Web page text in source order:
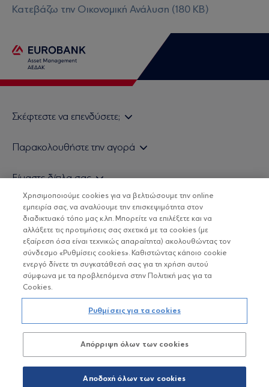
Κατεβάζω την Οικονομική Ανάλυση (180 KB)
Σκέφτεστε να επενδύσετε;
Τιμολογιακή Πολιτική
Δείτε τις πολιτικές μας
Βασικές Γνώσεις
Παρακολουθήστε την αγορά
Τα νέα μας
Χρήσιμοι σύνδεσμοι
Είμαστε δίπλα σας
H Eurobank Asset Management ΑΕΔΑΚ
Επενδυτική φιλοσοφία ESG
Πιστοποιημένα στελέχη και συνεργάτες
Αποστολή Βιογραφικών
ΟΙ ΟΣΕΚΑ ΔΕΝ ΕΧΟΥΝ ΕΓΓΥΗΜΕΝΗ ΑΠΟΔΟΣΗ ΚΑΙ ΟΙ
ΠΡΟΗΓΟΥΜΕΝΕΣ ΑΠΟΔΟΣΕΙΣ ΔΕΝ ΔΙΑΣΦΑΛΙΖΟΥΝ ΤΙΣ
ΜΕΛΛΟΝΤΙΚΕΣ
Copyright © Eurobank ΑΕΔΑΚ
Προστασία Προσωπικών Δεδομένων
Όροι χρήσης
Πολιτική cookies
Χρησιμοποιούμε cookies για να βελτιώσουμε την online
εμπειρία σας, να αναλύουμε την επισκεψιμότητα στον
διαδικτυακό τόπο μας κ.λπ. Μπορείτε να επιλέξετε και να
αλλάξετε τις προτιμήσεις σας σχετικά με τα cookies (με
εξαίρεση όσα είναι τεχνικώς απαραίτητα) ακολουθώντας τον
σύνδεσμο «Ρυθμίσεις cookies». Καθιστώντας κάποιο cookie
ενεργό δίνετε τη συγκατάθεσή σας για τη χρήση αυτού
σύμφωνα με τα προβλεπόμενα στην Πολιτική μας για τα
Cookies.
Ρυθμίσεις για τα cookies
Απόρριψη όλων των cookies
Αποδοχή όλων των cookies